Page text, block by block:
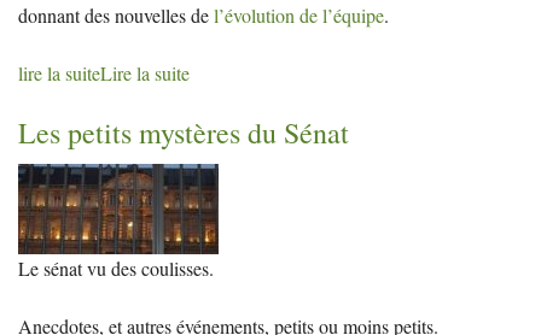
donnant des nouvelles del’évolution de l’équipe.
lire la suiteLire la suite
Les petits mystères du Sénat
Le sénat vu des coulisses.
Anecdotes, et autres événements, petits ou moins petits.